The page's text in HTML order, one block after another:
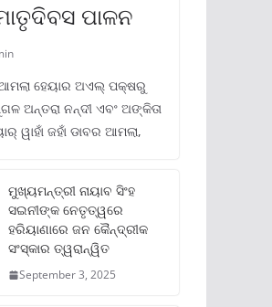
ପାଳନ
ହେୟାର ଅଏଲ୍ ପକ୍ଷରୁ
ଅନ୍ତରା ନନ୍ଦୀ ଏବଂ ଅଙ୍କିତା
ୱାହାଁ ଜହାଁ ଡାବର ଆମଲା,
ମୁଖ୍ୟମନ୍ତ୍ରୀ ନାୟାବ ସିଂହ
ସଇନୀଙ୍କ ନେତୃତ୍ୱରେ
ହରିୟାଣାରେ ଜନ କୈନ୍ଦ୍ରୀକ
ସଂସ୍କାର ତ୍ୱରାନ୍ୱିତ
September 3, 2025